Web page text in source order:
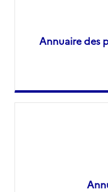
Annuaire des